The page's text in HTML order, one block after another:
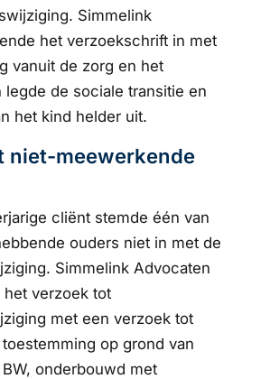
Simmelink
het verzoekschrift in met
vanuit de zorg en het
de sociale transitie en
het kind helder uit.
niet-meewerkende
cliënt stemde één van
ouders niet in met de
Simmelink Advocaten
verzoek tot
met een verzoek tot
op grond van
onderbouwd met